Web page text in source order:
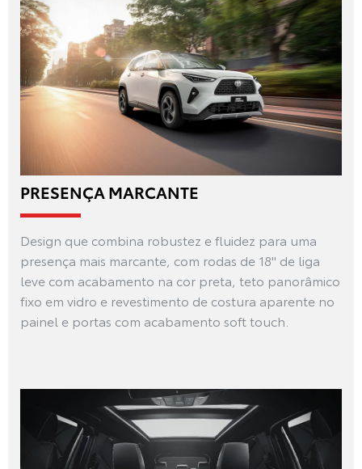
PRESENÇA MARCANTE
Design que combina robustez e fluidez para uma
presença mais marcante, com rodas de 18" de liga
leve com acabamento na cor preta, teto panorâmico
fixo em vidro e revestimento de costura aparente no
painel e portas com acabamento soft touch.